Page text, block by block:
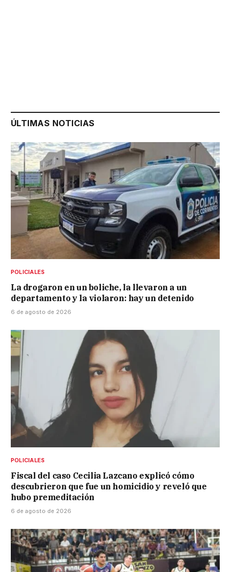
ÚLTIMAS NOTICIAS
POLICIALES
La drogaron en un boliche, la llevaron a un
departamento y la violaron: hay un detenido
6 de agosto de 2026
POLICIALES
Fiscal del caso Cecilia Lazcano explicó cómo
descubrieron que fue un homicidio y reveló que
hubo premeditación
6 de agosto de 2026